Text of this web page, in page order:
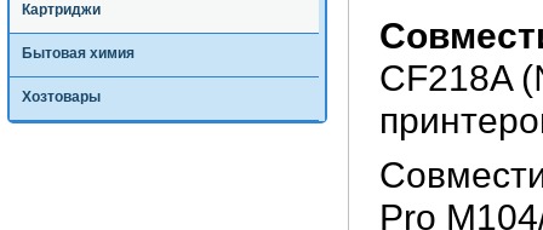
Картриджи
Бытовая химия
Хозтовары
CF218A
Pro